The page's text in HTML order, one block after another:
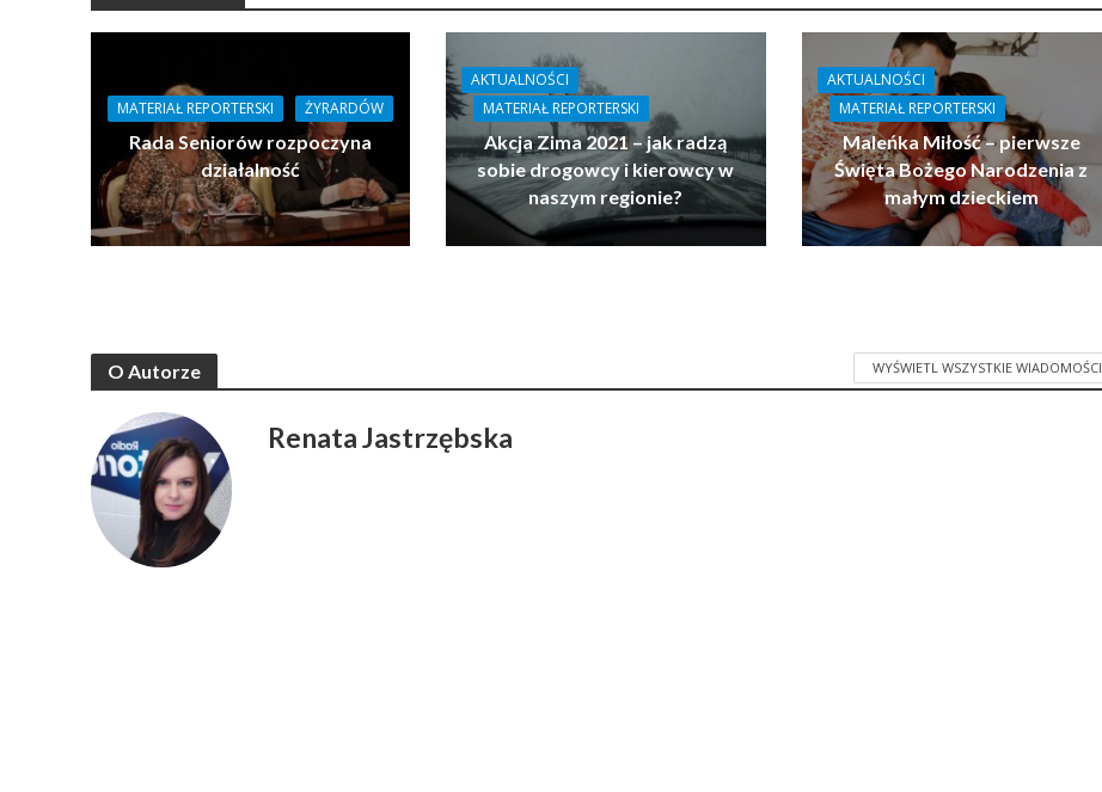
MATERIAŁ REPORTERSKI ŻYRARDÓW
Rada Seniorów rozpoczyna
działalność
AKTUALNOŚCI
MATERIAŁ REPORTERSKI
Akcja Zima 2021 – jak radzą
sobie drogowcy i kierowcy w
naszym regionie?
AKTUALNOŚCI
MATERIAŁ REPORTERSKI
Maleńka Miłość – pierwsze
Święta Bożego Narodzenia z
małym dzieckiem
O Autorze WYŚWIETL WSZYSTKIE WIADOMOŚCI
Renata Jastrzębska